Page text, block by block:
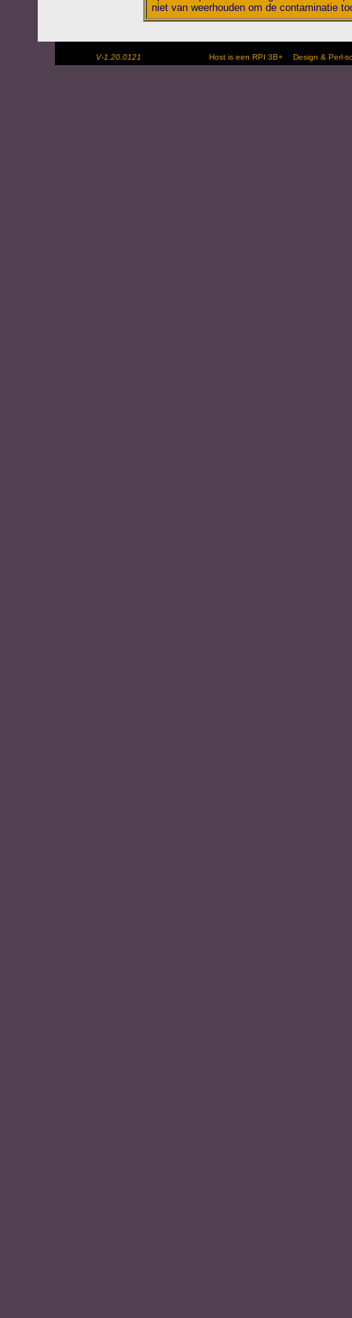
niet van weerhouden om de contaminatie
V-1.20.0121 Host is een RPI 3B+ Design &